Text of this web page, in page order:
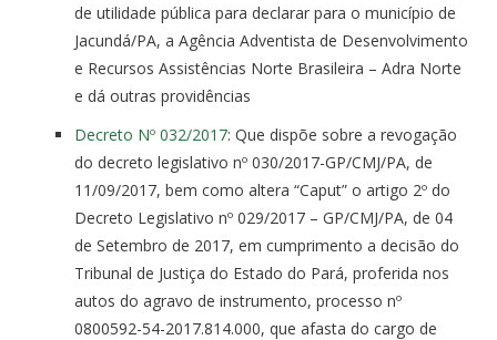
de utilidade pública para declarar para o município de
Jacundá/PA, a Agência Adventista de Desenvolvimento
e Recursos Assistências Norte Brasileira – Adra Norte
e dá outras providências
Decreto Nº 032/2017: Que dispõe sobre a revogação
do decreto legislativo nº 030/2017-GP/CMJ/PA, de
11/09/2017, bem como altera “Caput” o artigo 2º do
Decreto Legislativo nº 029/2017 – GP/CMJ/PA, de 04
de Setembro de 2017, em cumprimento a decisão do
Tribunal de Justiça do Estado do Pará, proferida nos
autos do agravo de instrumento, processo nº
0800592-54-2017.814.000, que afasta do cargo de